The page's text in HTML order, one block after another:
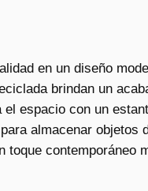
en un diseño
brindan un
espacio con un
almacenar objetos
contemporáneo